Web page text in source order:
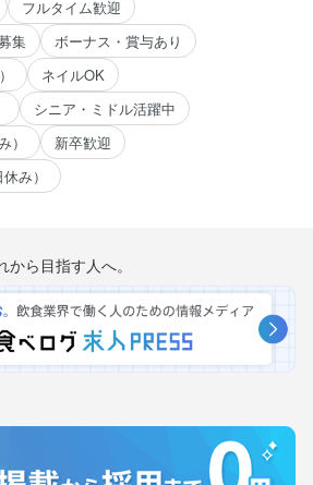
フルタイム歓迎
集
ボーナス・賞与あり
ネイルOK
シニア・ミドル活躍中
）
新卒歓迎
み）
ら目指す人へ。